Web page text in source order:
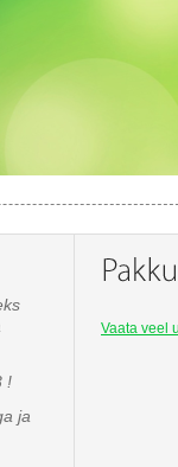
Vaata veel
!
ja